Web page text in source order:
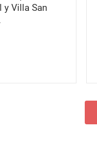
y Villa San